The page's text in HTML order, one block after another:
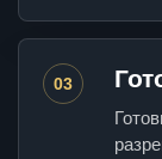
03